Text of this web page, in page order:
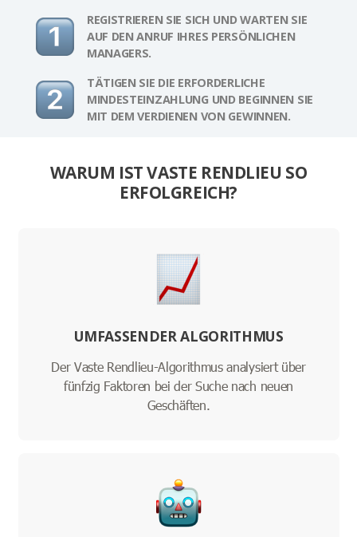
REGISTRIEREN SIE SICH UND WARTEN SIE
AUF DEN ANRUF IHRES PERSÖNLICHEN
MANAGERS.
TÄTIGEN SIE DIE ERFORDERLICHE
MINDESTEINZAHLUNG UND BEGINNEN SIE
MIT DEM VERDIENEN VON GEWINNEN.
WARUM IST VASTE RENDLIEU SO
ERFOLGREICH?
UMFASSENDER ALGORITHMUS
Der Vaste Rendlieu-Algorithmus analysiert über
fünfzig Faktoren bei der Suche nach neuen
Geschäften.